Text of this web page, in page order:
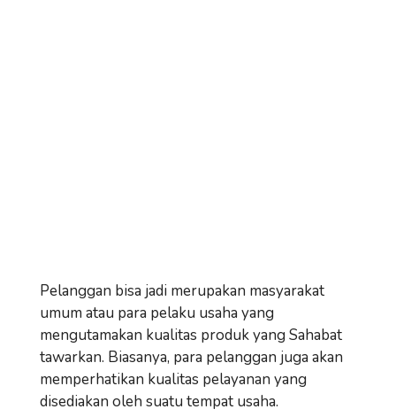
Pelanggan bisa jadi merupakan masyarakat
umum atau para pelaku usaha yang
mengutamakan kualitas produk yang Sahabat
tawarkan. Biasanya, para pelanggan juga akan
memperhatikan kualitas pelayanan yang
disediakan oleh suatu tempat usaha.